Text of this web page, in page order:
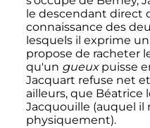
le descendant direct
connaissance des
lesquels il exprime
propose de racheter
qu'un gueuxpuisse
Jacquart refuse net
ailleurs, que Béatrice
Jacquouille (auquel il
physiquement).